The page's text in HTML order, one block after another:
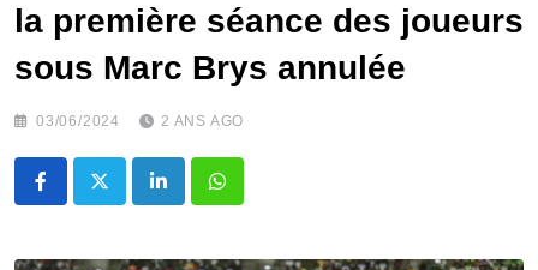
la première séance des joueurs
sous Marc Brys annulée
03/06/2024 2 ANS AGO
LinkedInWhatsapp